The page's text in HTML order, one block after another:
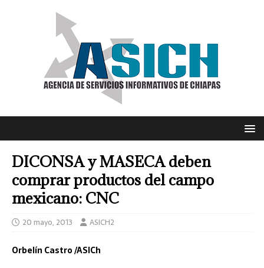
DICONSA y MASECA deben
comprar productos del campo
mexicano: CNC
20 mayo, 2013 ASICH2
Orbelín Castro /ASICh